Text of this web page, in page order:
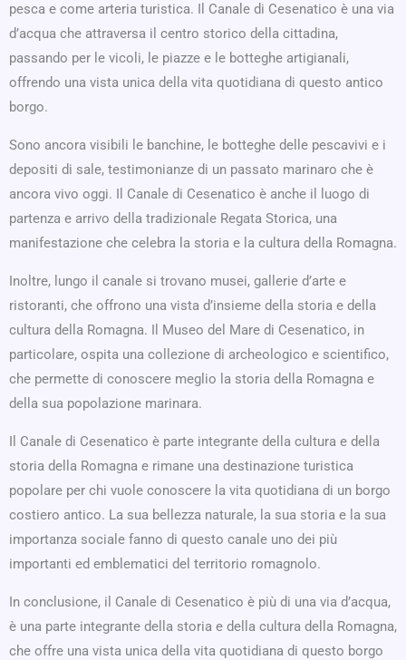
pesca e come arteria turistica. Il Canale di Cesenatico è una via
d’acqua che attraversa il centro storico della cittadina,
passando per le vicoli, le piazze e le botteghe artigianali,
offrendo una vista unica della vita quotidiana di questo antico
borgo.
Sono ancora visibili le banchine, le botteghe delle pescavivi e i
depositi di sale, testimonianze di un passato marinaro che è
ancora vivo oggi. Il Canale di Cesenatico è anche il luogo di
partenza e arrivo della tradizionale Regata Storica, una
manifestazione che celebra la storia e la cultura della Romagna.
Inoltre, lungo il canale si trovano musei, gallerie d’arte e
ristoranti, che offrono una vista d’insieme della storia e della
cultura della Romagna. Il Museo del Mare di Cesenatico, in
particolare, ospita una collezione di archeologico e scientifico,
che permette di conoscere meglio la storia della Romagna e
della sua popolazione marinara.
Il Canale di Cesenatico è parte integrante della cultura e della
storia della Romagna e rimane una destinazione turistica
popolare per chi vuole conoscere la vita quotidiana di un borgo
costiero antico. La sua bellezza naturale, la sua storia e la sua
importanza sociale fanno di questo canale uno dei più
importanti ed emblematici del territorio romagnolo.
In conclusione, il Canale di Cesenatico è più di una via d’acqua,
è una parte integrante della storia e della cultura della Romagna,
che offre una vista unica della vita quotidiana di questo borgo